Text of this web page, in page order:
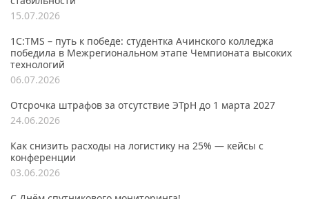
15.07.2026
1С:TMS – путь к победе: студентка Ачинского колледжа
победила в Межрегиональном этапе Чемпионата высоких
технологий
06.07.2026
Отсрочка штрафов за отсутствие ЭТрН до 1 марта 2027
24.06.2026
Как снизить расходы на логистику на 25% — кейсы с
конференции
03.06.2026